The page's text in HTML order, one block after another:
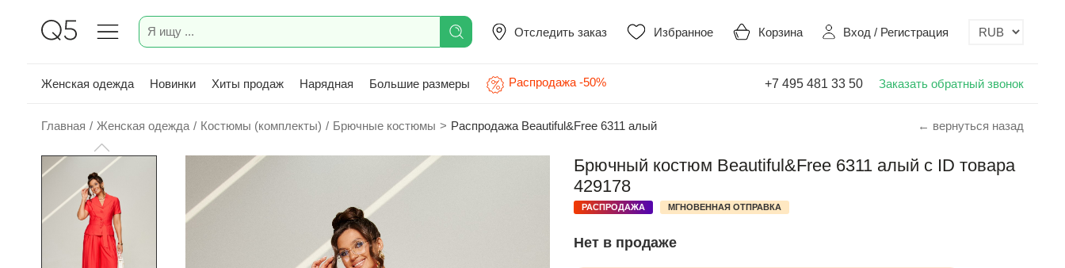
Отследить заказ Избранное Корзина Вход / Регистрация
Женская одежда Новинки Хиты продаж Нарядная Большие размеры Распродажа -50% +7 495 481 33 50 Заказать обратный звонок
Главная / Женская одежда / Костюмы (комплекты) / Брючные костюмы > Распродажа Beautiful&Free 6311 алый ← вернуться назад
Брючный костюм Beautiful&Free 6311 алый с ID товара
429178
РАСПРОДАЖА МГНОВЕННАЯ ОТПРАВКА
Нет в продаже